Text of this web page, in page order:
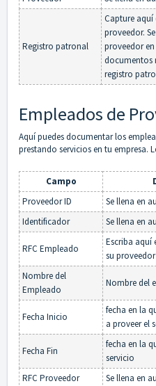
Registro patronal
Capture
proveedor.
proveedor
documentos
registro
Empleados de
Aquí puedes documentar los
prestando servicios en tu empresa.
Campo
Proveedor ID
Se llena en
Identificador
Se llena en
RFC Empleado
Escriba aquí
su proveedor
Nombre del
Empleado
Nombre del
Fecha Inicio
fecha en la
a proveer el
Fecha Fin
fecha en la
servicio
RFC Proveedor
Se llena en